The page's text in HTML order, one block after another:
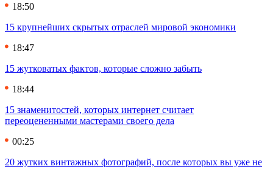
18:50
15 крупнейших скрытых отраслей мировой экономики
18:47
15 жутковатых фактов, которые сложно забыть
18:44
15 знаменитостей, которых интернет считает
переоцененными мастерами своего дела
00:25
20 жутких винтажных фотографий, после которых вы уже не